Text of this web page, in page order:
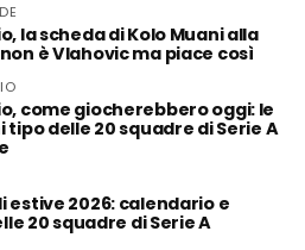
la scheda di Kolo Muani alla
è Vlahovic ma piace così
come giocherebbero oggi: le
delle 20 squadre di Serie A
estive 2026: calendario e
20 squadre di Serie A